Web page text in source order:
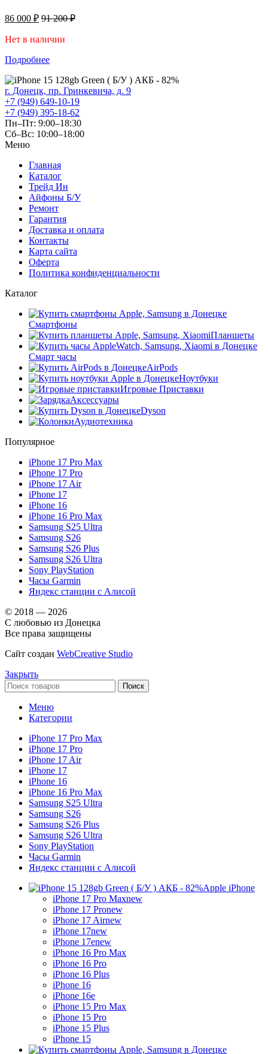
86 000 ₽ 91 200₽
Нет в наличии
Подробнее
г. Донецк, пр. Гринкевича, д. 9
+7 (949) 649-10-19
+7 (949) 395-18-62
Пн–Пт: 9:00–18:30
Сб–Вс: 10:00–18:00
Меню
Главная
Каталог
Трейд Ин
Айфоны Б/У
Ремонт
Гарантия
Доставка и оплата
Контакты
Карта сайта
Оферта
Политика конфиденциальности
Каталог
Смартфоны
Планшеты
Смарт часы
AirPods
Ноутбуки
Игровые Приставки
Аксессуары
Dyson
Аудиотехника
Популярное
iPhone 17 Pro Max
iPhone 17 Pro
iPhone 17 Air
iPhone 17
iPhone 16
iPhone 16 Pro Max
Samsung S25 Ultra
Samsung S26
Samsung S26 Plus
Samsung S26 Ultra
Sony PlayStation
Часы Garmin
Яндекс станции с Алисой
© 2018 — 2026
С любовью из Донецка
Все права защищены
Сайт создан WebCreative Studio
Закрыть
Поиск
Меню
Категории
iPhone 17 Pro Max
iPhone 17 Pro
iPhone 17 Air
iPhone 17
iPhone 16
iPhone 16 Pro Max
Samsung S25 Ultra
Samsung S26
Samsung S26 Plus
Samsung S26 Ultra
Sony PlayStation
Часы Garmin
Яндекс станции с Алисой
Apple iPhone
iPhone 17 Pro Maxnew
iPhone 17 Pronew
iPhone 17 Airnew
iPhone 17new
iPhone 17enew
iPhone 16 Pro Max
iPhone 16 Pro
iPhone 16 Plus
iPhone 16
iPhone 16e
iPhone 15 Pro Max
iPhone 15 Pro
iPhone 15 Plus
iPhone 15